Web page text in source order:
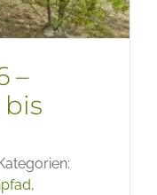
–
,